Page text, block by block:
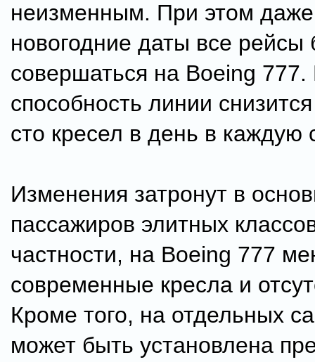
неизменным. При этом
новогодние даты все рейсы
совершаться на Boeing 777.
способность линии
сто кресел в день в каждую
Изменения затронут в
пассажиров элитных
частности, на Boeing 777
современные кресла и
Кроме того, на отдельных
может быть установлена